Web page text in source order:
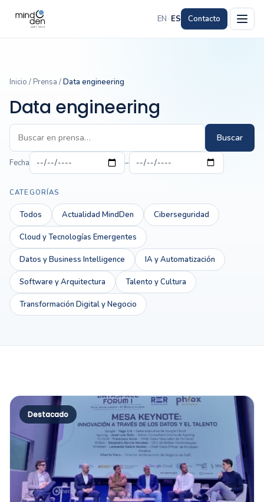
EN · ES Contacto
Inicio / Prensa /Data engineering
Data engineering
Buscar
Fecha –
CATEGORÍAS
Todos Actualidad MindDen Ciberseguridad
Cloud y Tecnologías Emergentes
Datos y Business Intelligence IA y Automatización
Software y Arquitectura Talento y Cultura
Transformación Digital y Negocio
Destacado